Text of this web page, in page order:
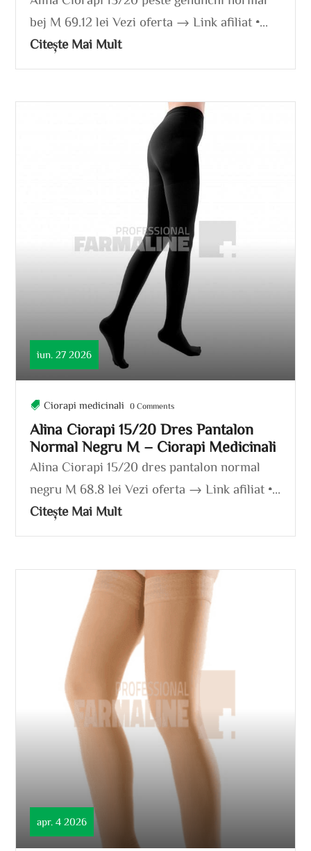
bej M 69.12 lei Vezi oferta → Link afiliat •...
Citește Mai Mult
Alina Ciorapi 15/20 Dres Pantalon
Normal Negru M – Ciorapi Medicinali
iun. 27 2026
Ciorapi medicinali 0 Comments
Alina Ciorapi 15/20 dres pantalon normal
negru M 68.8 lei Vezi oferta → Link afiliat •...
Citește Mai Mult
apr. 4 2026